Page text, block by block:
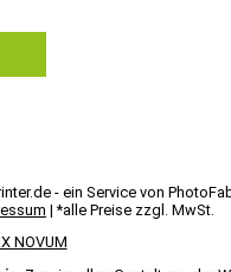
- ein Service von
| *alle Preise zzgl. MwSt.
NOVUM​